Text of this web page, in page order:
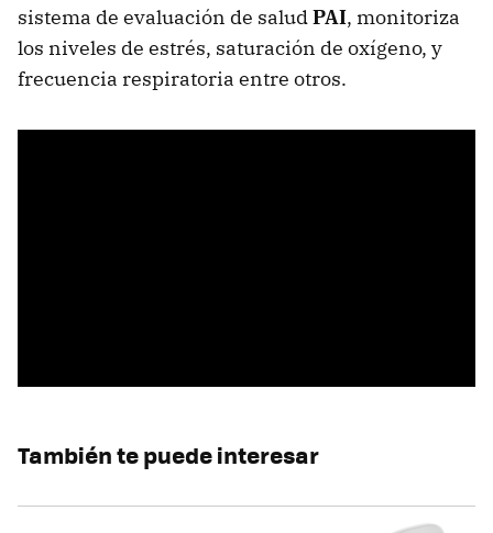
sistema de evaluación de saludPAI, monitoriza
los niveles de estrés, saturación de oxígeno, y
frecuencia respiratoria entre otros.
También te puede interesar